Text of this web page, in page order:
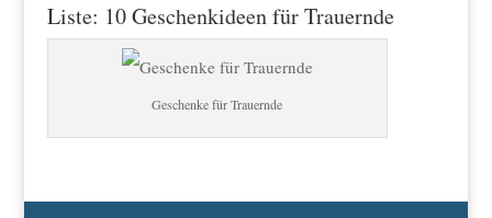
Liste: 10 Geschenkideen für Trauernde
Geschenke für Trauernde